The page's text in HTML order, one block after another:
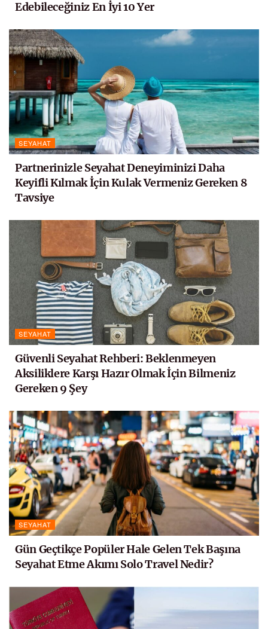
Edebileceğiniz En İyi 10 Yer
SEYAHAT
Partnerinizle Seyahat Deneyiminizi Daha
Keyifli Kılmak İçin Kulak Vermeniz Gereken 8
Tavsiye
SEYAHAT
Güvenli Seyahat Rehberi: Beklenmeyen
Aksiliklere Karşı Hazır Olmak İçin Bilmeniz
Gereken 9 Şey
SEYAHAT
Gün Geçtikçe Popüler Hale Gelen Tek Başına
Seyahat Etme Akımı Solo Travel Nedir?